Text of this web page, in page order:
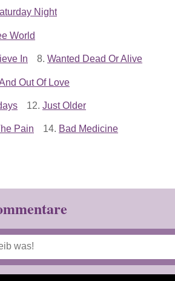
Night
World
In 8. Wanted Dead Or Alive
And Out Of Love
12. Just Older
Pain 14. Bad Medicine